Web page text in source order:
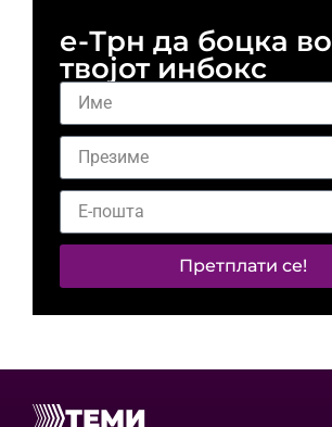
е-Трн да боцка во
твојот инбокс
Претплати се!
ТЕМИ